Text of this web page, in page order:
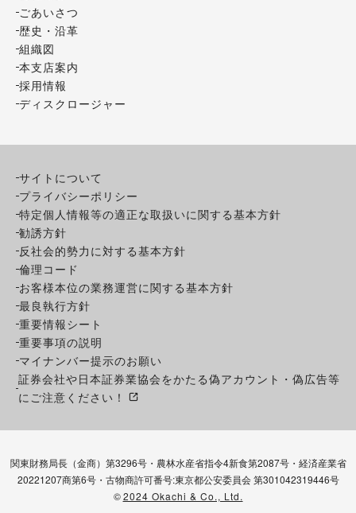
ごあいさつ
歴史・沿革
組織図
本支店案内
採用情報
ディスクロージャー
サイトについて
プライバシーポリシー
特定個人情報等の適正な取扱いに関する基本方針
勧誘方針
反社会的勢力に対する基本方針
倫理コード
お客様本位の業務運営に関する基本方針
最良執行方針
重要情報シート
重要事項の説明
マイナンバー提示のお願い
証券会社や日本証券業協会をかたる偽アカウント・偽広告等
にご注意ください！
関東財務局長（金商）第3296号・農林水産省指令4新食第2087号・経済産業省
20221207商第6号・古物商許可番号:東京都公安委員会 第301042319446号
©2024 Okachi & Co., Ltd.